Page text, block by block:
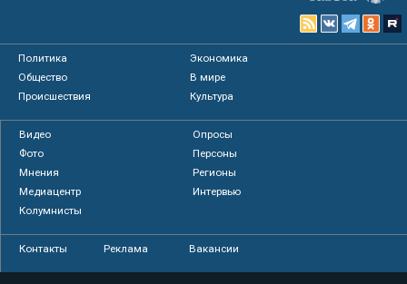
Политика
Экономика
Общество
В мире
Происшествия
Культура
Видео
Опросы
Фото
Персоны
Мнения
Регионы
Медиацентр
Интервью
Колумнисты
Контакты Реклама Вакансии